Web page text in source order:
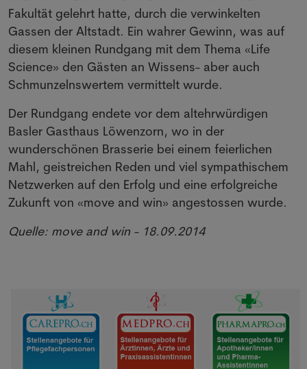
Fakultät gelehrt hatte, durch die verwinkelten
Gassen der Altstadt. Ein wahrer Gewinn, was auf
diesem kleinen Rundgang mit dem Thema «Life
Science» den Gästen an Wissens- aber auch
Schmunzelnswertem vermittelt wurde.
Der Rundgang endete vor dem altehrwürdigen
Basler Gasthaus Löwenzorn, wo in der
wunderschönen Brasserie bei einem feierlichen
Mahl, geistreichen Reden und viel sympathischem
Netzwerken auf den Erfolg und eine erfolgreiche
Zukunft von «move and win» angestossen wurde.
Quelle: move and win - 18.09.2014
NEWSLETTER
Anmeldung Newsletter